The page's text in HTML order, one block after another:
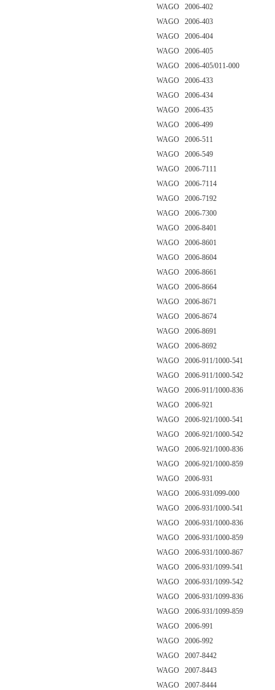
WAGO 2006-402
WAGO 2006-403
WAGO 2006-404
WAGO 2006-405
WAGO 2006-405/011-000
WAGO 2006-433
WAGO 2006-434
WAGO 2006-435
WAGO 2006-499
WAGO 2006-511
WAGO 2006-549
WAGO 2006-7111
WAGO 2006-7114
WAGO 2006-7192
WAGO 2006-7300
WAGO 2006-8401
WAGO 2006-8601
WAGO 2006-8604
WAGO 2006-8661
WAGO 2006-8664
WAGO 2006-8671
WAGO 2006-8674
WAGO 2006-8691
WAGO 2006-8692
WAGO 2006-911/1000-541
WAGO 2006-911/1000-542
WAGO 2006-911/1000-836
WAGO 2006-921
WAGO 2006-921/1000-541
WAGO 2006-921/1000-542
WAGO 2006-921/1000-836
WAGO 2006-921/1000-859
WAGO 2006-931
WAGO 2006-931/099-000
WAGO 2006-931/1000-541
WAGO 2006-931/1000-836
WAGO 2006-931/1000-859
WAGO 2006-931/1000-867
WAGO 2006-931/1099-541
WAGO 2006-931/1099-542
WAGO 2006-931/1099-836
WAGO 2006-931/1099-859
WAGO 2006-991
WAGO 2006-992
WAGO 2007-8442
WAGO 2007-8443
WAGO 2007-8444